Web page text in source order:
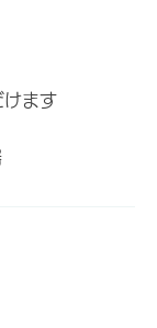
けます